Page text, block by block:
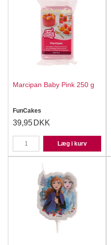
Marcipan Baby Pink 250 g
FunCakes
39,95 DKK
Læg i kurv